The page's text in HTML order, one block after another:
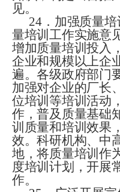
见。
24 ． 加强质量
量培训工作实施意
增加质量培训投入
企业和规模以上企
遍。各级政府部门
加强对企业的厂长
位培训等培训活动
作，普及质量基础
训质量和培训效果
效。科研机构、中
地，将质量培训作
度培训计划，开展
作。